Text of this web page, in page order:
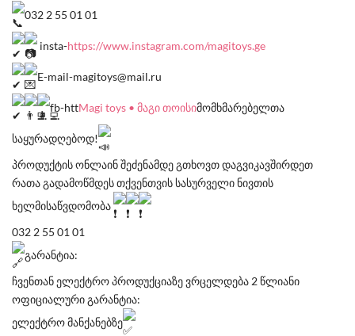
032 2 55 01 01
insta-https://www.instagram.com/magitoys.ge
E-mail-magitoys@mail.ru
fb-httMagi toys • მაგი თოისიმომხმარებელთა
საყურადღებოდ!
პროდუქტის ონლაინ შეძენამდე გთხოვთ დაგვიკავშირდეთ
რათა გადამოწმდეს თქვენთვის სასურველი ნივთის
ხელმისაწვდომობა
032 2 55 01 01
გარანტია:
ჩვენთან ელექტრო პროდუქციაზე ვრცელდება 2 წლიანი
ოფიციალური გარანტია:
ელექტრო მანქანებზე